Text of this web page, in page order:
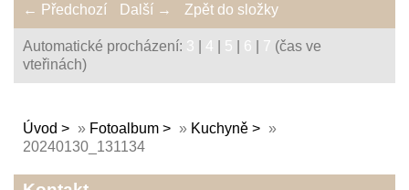
← Předchozí Další → Zpět do složky
Automatické procházení: 3 4 5 6 7 (čas ve
vteřinách)
Úvod » Fotoalbum » Kuchyně
»
20240130_131134